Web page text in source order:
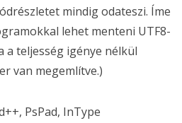
mindig odateszi. Íme
lehet menteni UTF8-
a teljesség igénye nélkül
van megemlítve.)
PsPad, InType